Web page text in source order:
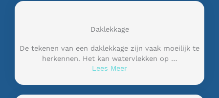
Daklekkage
De tekenen van een daklekkage zijn vaak moeilijk te
herkennen. Het kan watervlekken op …
Lees Meer